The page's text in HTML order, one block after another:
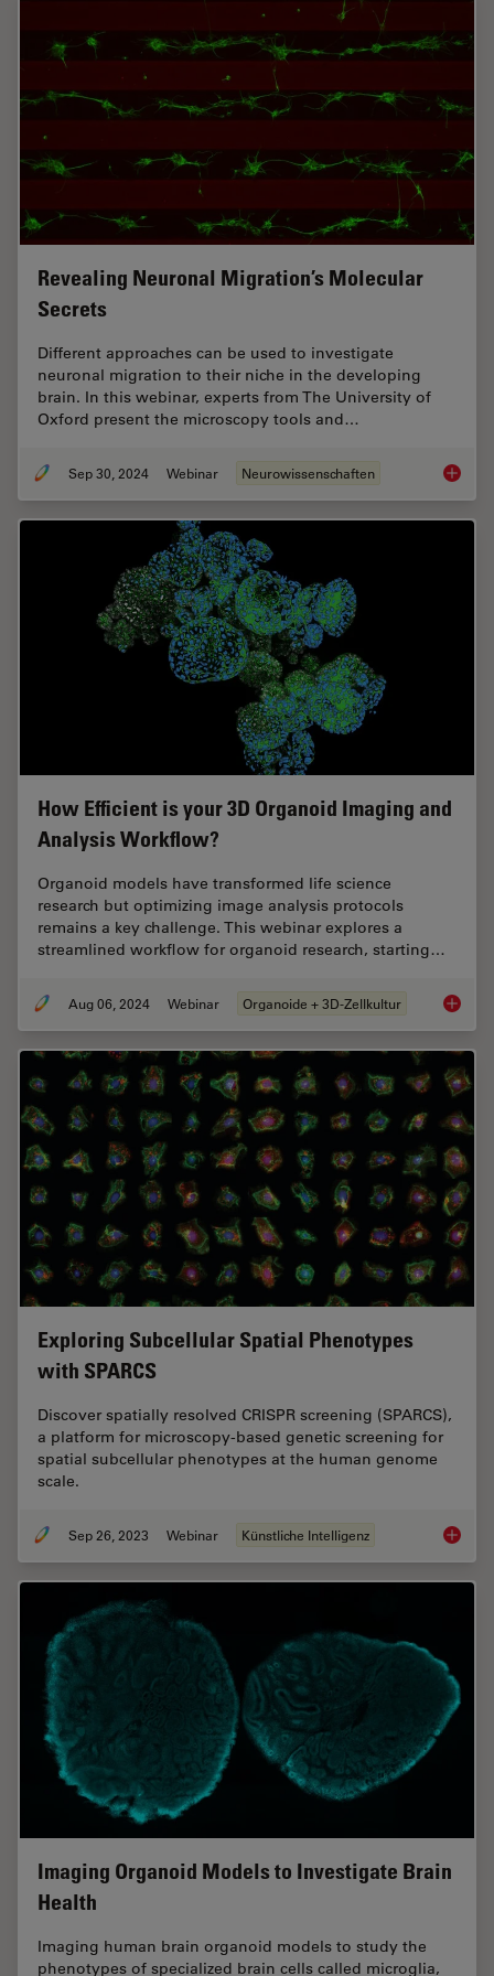
Revealing Neuronal Migration’s Molecular
Secrets
Different approaches can be used to investigate
neuronal migration to their niche in the developing
brain. In this webinar, experts from The University of
Oxford present the microscopy tools and…
Sep 30, 2024 Webinar Neurowissenschaften
How Efficient is your 3D Organoid Imaging and
Analysis Workflow?
Organoid models have transformed life science
research but optimizing image analysis protocols
remains a key challenge. This webinar explores a
streamlined workflow for organoid research, starting…
Aug 06, 2024 Webinar Organoide + 3D-Zellkultur How
Exploring Subcellular Spatial Phenotypes
with SPARCS
Discover spatially resolved CRISPR screening (SPARCS),
a platform for microscopy-based genetic screening for
spatial subcellular phenotypes at the human genome
scale.
Sep 26, 2023 Webinar Künstliche Intelligenz
Imaging Organoid Models to Investigate Brain
Health
Imaging human brain organoid models to study the
phenotypes of specialized brain cells called microglia,